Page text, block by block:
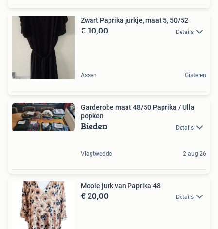
Zwart Paprika jurkje, maat 5, 50/52
€ 10,00 Details
Assen Gisteren
Garderobe maat 48/50 Paprika / Ulla
popken
Bieden Details
Vlagtwedde 2 aug 26
Mooie jurk van Paprika 48
€ 20,00 Details